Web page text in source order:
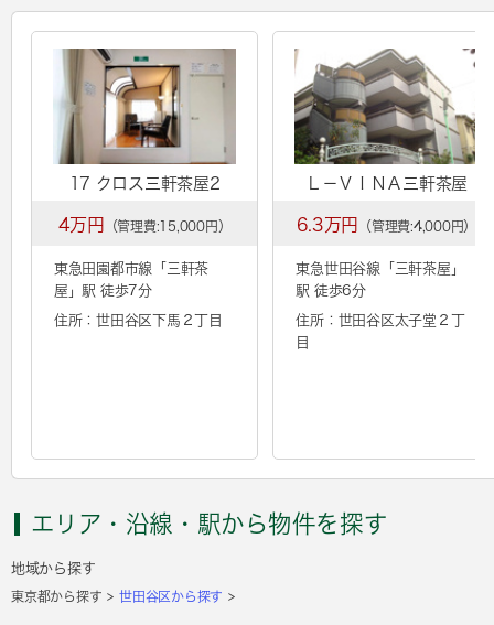
17 クロス三軒茶屋2
4万円 （管理費:15,000円）
東急田園都市線「 三軒茶
屋 」駅 徒歩7分
住所：世田谷区下馬２丁目
Ｌ－ＶＩＮＡ三軒茶屋
6.3万円 （管理費:4,000円）
東急世田谷線「 三軒茶屋 」
駅 徒歩6分
住所：世田谷区太子堂２丁
目
エリア・沿線・駅から物件を探す
地域から探す
東京都から探す 世田谷区から探す